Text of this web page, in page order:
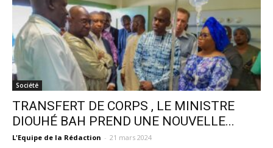
Société
TRANSFERT DE CORPS , LE MINISTRE
DIOUHÉ BAH PREND UNE NOUVELLE...
L'Equipe de la Rédaction - 21 mars 2024